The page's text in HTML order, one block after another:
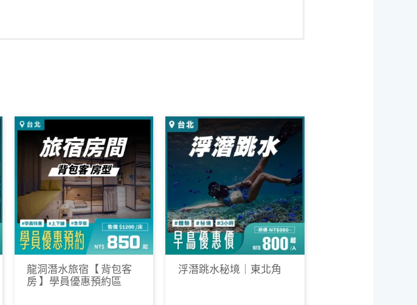
龍洞潛水旅宿【 背包客
房 】學員優惠預約區
浮潛跳水秘境｜東北角